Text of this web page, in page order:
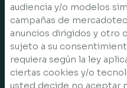
audiencia y/o modelos
campañas de
anuncios dirigidos y otro
sujeto a su
requiera según la ley
ciertas cookies y/o
usted decide no aceptar